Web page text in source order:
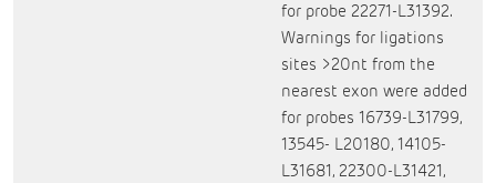
for probe 22271-L31392.
Warnings for ligations
sites >20nt from the
nearest exon were added
for probes 16739-L31799,
13545- L20180, 14105-
L31681, 22300-L31421,